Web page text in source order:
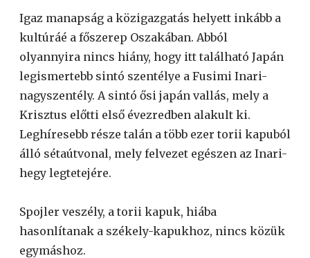
Igaz manapság a közigazgatás helyett inkább a
kultúráé a főszerep Oszakában. Abból
olyannyira nincs hiány, hogy itt található Japán
legismertebb sintó szentélye a Fusimi Inari-
nagyszentély. A sintó ősi japán vallás, mely a
Krisztus előtti első évezredben alakult ki.
Leghíresebb része talán a több ezer torii kapuból
álló sétaútvonal, mely felvezet egészen az Inari-
hegy legtetejére.
Spojler veszély, a torii kapuk, hiába
hasonlítanak a székely-kapukhoz, nincs közük
egymáshoz.